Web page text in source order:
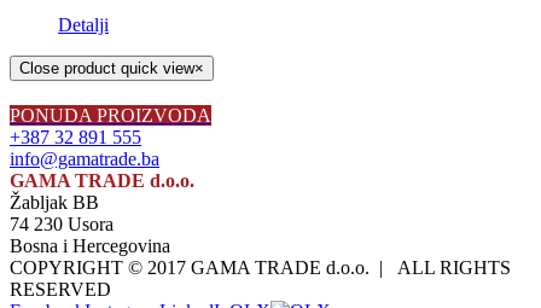
Detalji
Close product quick view×
PONUDA PROIZVODA
+387 32 891 555
info@gamatrade.ba
GAMA TRADE d.o.o.
Žabljak BB
74 230 Usora
Bosna i Hercegovina
COPYRIGHT © 2017 GAMA TRADE d.o.o. | ALL RIGHTS
RESERVED